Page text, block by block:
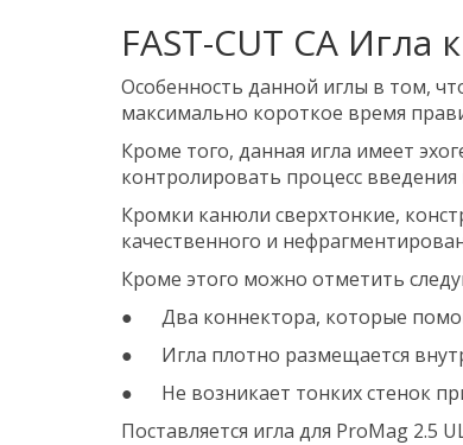
FAST-CUT CA
Особенность данной иглы в том,
максимально короткое время
Кроме того, данная игла имеет
контролировать процесс
Кромки канюли сверхтонкие,
качественного и
Кроме этого можно отметить
● Два коннектора, которые
● Игла плотно размещается
● Не возникает тонких стенок
Поставляется игла для ProMag 2.5